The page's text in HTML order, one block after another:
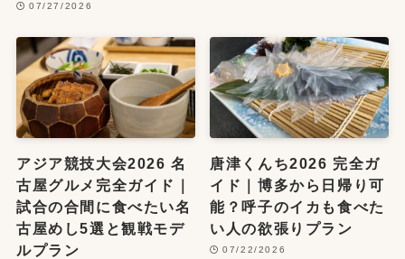
07/27/2026
アジア競技大会2026 名
古屋グルメ完全ガイド｜
試合の合間に食べたい名
古屋めし5選と観戦モデ
ルプラン
唐津くんち2026 完全ガ
イド｜博多から日帰り可
能？呼子のイカも食べた
い人の欲張りプラン
07/22/2026